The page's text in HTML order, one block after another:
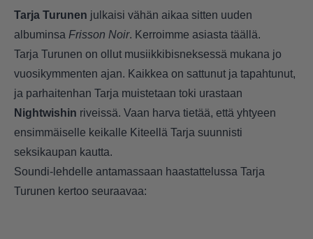
Tarja Turunen julkaisi vähän aikaa sitten uuden
albuminsa Frisson Noir. Kerroimme asiasta täällä.
Tarja Turunen on ollut musiikkibisneksessä mukana jo
vuosikymmenten ajan. Kaikkea on sattunut ja tapahtunut,
ja parhaitenhan Tarja muistetaan toki urastaan
Nightwishin riveissä. Vaan harva tietää, että yhtyeen
ensimmäiselle keikalle Kiteellä Tarja suunnisti
seksikaupan kautta.
Soundi-lehdelle antamassaan haastattelussa Tarja
Turunen kertoo seuraavaa: